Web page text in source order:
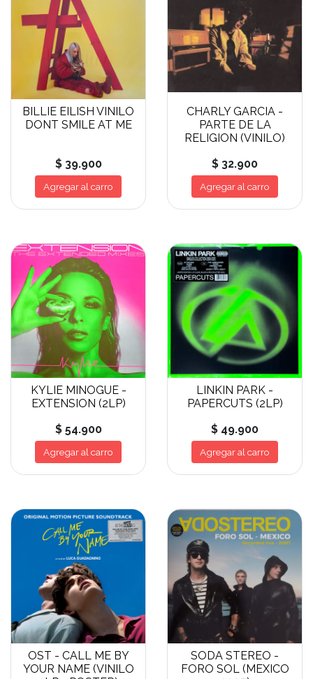
BILLIE EILISH VINILO
DONT SMILE AT ME
$ 39.900
Agregar al carro
CHARLY GARCIA -
PARTE DE LA
RELIGION (VINILO)
$ 32.900
Agregar al carro
KYLIE MINOGUE -
EXTENSION (2LP)
$ 54.900
Agregar al carro
LINKIN PARK -
PAPERCUTS (2LP)
$ 49.900
Agregar al carro
OST - CALL ME BY
YOUR NAME (VINILO
SODA STEREO -
FORO SOL (MEXICO